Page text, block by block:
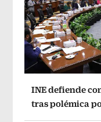
INE defiende
tras polémica